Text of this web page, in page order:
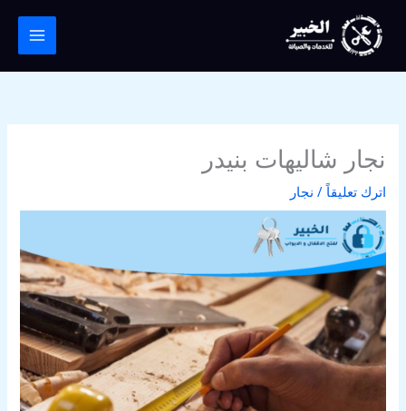
المحتوى
نجار شاليهات بنيدر
اترك تعليقاً / نجار